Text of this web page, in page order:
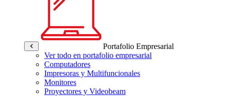
Portafolio Empresarial
Ver todo en portafolio empresarial
Computadores
Impresoras y Multifuncionales
Monitores
Proyectores y Videobeam